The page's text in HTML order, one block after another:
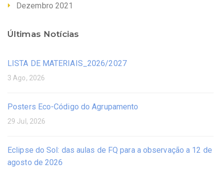
Dezembro 2021
Últimas Notícias
LISTA DE MATERIAIS_2026/2027
3 Ago, 2026
Posters Eco-Código do Agrupamento
29 Jul, 2026
Eclipse do Sol: das aulas de FQ para a observação a 12 de
agosto de 2026